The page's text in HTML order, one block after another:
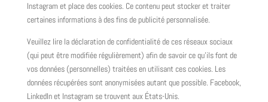
Instagram et place des cookies. Ce contenu peut stocker et traiter
certaines informations à des fins de publicité personnalisée.
Veuillez lire la déclaration de confidentialité de ces réseaux sociaux
(qui peut être modifiée régulièrement) afin de savoir ce qu’ils font de
vos données (personnelles) traitées en utilisant ces cookies. Les
données récupérées sont anonymisées autant que possible. Facebook,
LinkedIn et Instagram se trouvent aux États-Unis.